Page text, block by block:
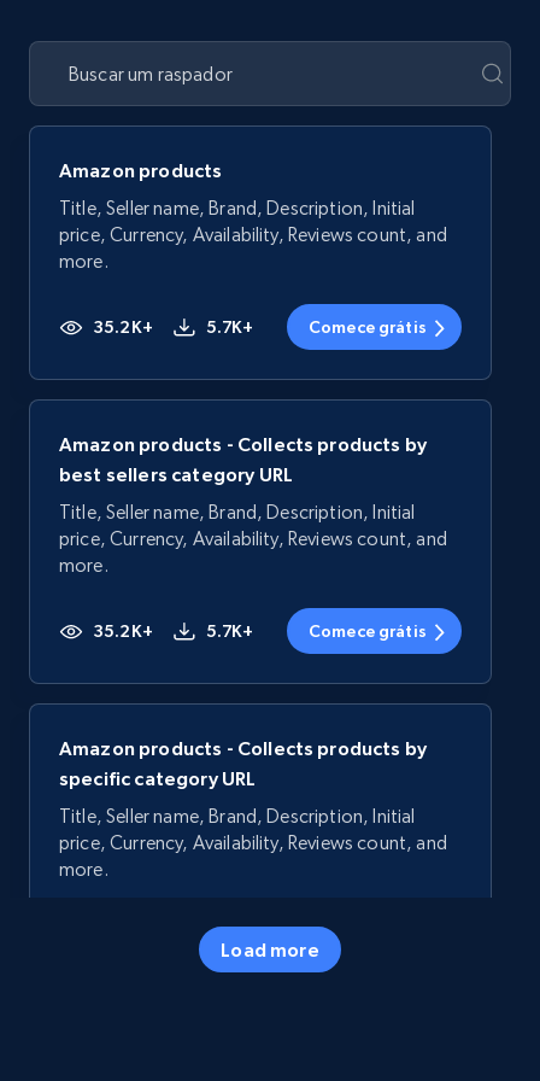
Amazon products
Title, Seller name, Brand, Description, Initial
price, Currency, Availability, Reviews count, and
more.
35.2K+ 5.7K+ Comece grátis
Amazon products - Collects products by
best sellers category URL
Title, Seller name, Brand, Description, Initial
price, Currency, Availability, Reviews count, and
more.
35.2K+ 5.7K+ Comece grátis
Amazon products - Collects products by
specific category URL
Title, Seller name, Brand, Description, Initial
price, Currency, Availability, Reviews count, and
more.
5.7K+ Comece grátis
Load more